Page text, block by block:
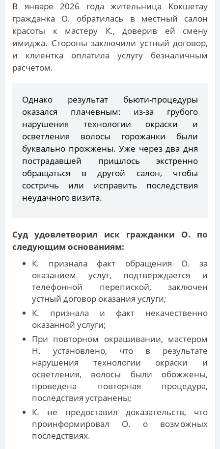
В январе 2026 года жительница Кокшетау
гражданка О. обратилась в местный салон
красоты к мастеру К., доверив ей смену
имиджа. Стороны заключили устный договор,
и клиентка оплатила услугу безналичным
расчетом.
Однако результат бьюти-процедуры
оказался плачевным: из-за грубого
нарушения технологии окраски и
осветления волосы горожанки были
буквально прожжены. Уже через два дня
пострадавшей пришлось экстренно
обращаться в другой салон, чтобы
состричь или исправить последствия
неудачного визита.
Суд удовлетворил иск гражданки О. по
следующим основаниям:
К. признала факт обращения О. за
оказанием услуг, подтверждается и
телефонной перепиской, заключен
устный договор оказания услуги;
К. признала и факт некачественно
оказанной услуги;
При повторном окрашивании, мастером
Н. установлено, что в результате
нарушения технологии окраски и
осветления, волосы были обожжены,
проведена повторная процедура,
последствия устранены;
К. не предоставил доказательств, что
проинформировал О. о возможных
последствиях.